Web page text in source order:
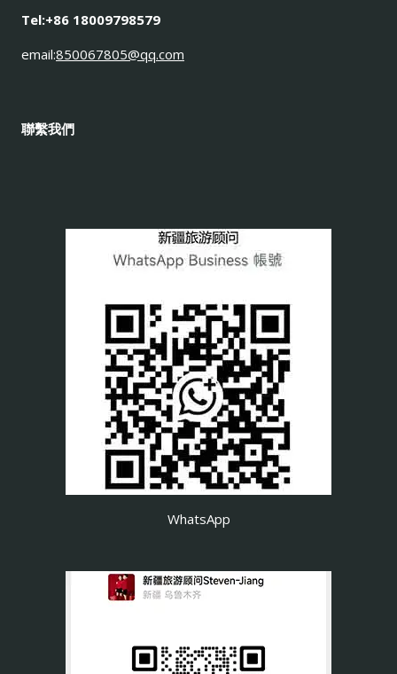
Tel:+86 18009798579
email:850067805@qq.com
聯繫我們
WhatsApp